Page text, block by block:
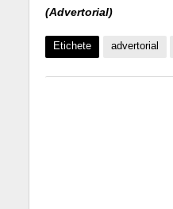
(Advertorial)
Etichete advertorial